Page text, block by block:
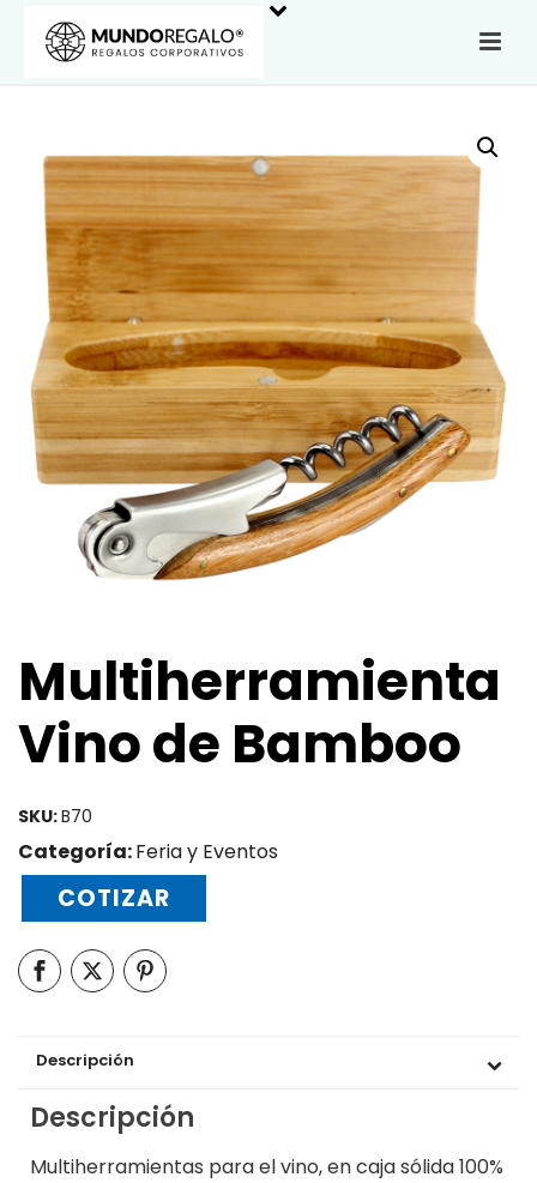
Multiherramienta
Vino de Bamboo
SKU:B70
Categoría:Feria y Eventos
COTIZAR
Descripción
Descripción
Multiherramientas para el vino, en caja sólida 100%